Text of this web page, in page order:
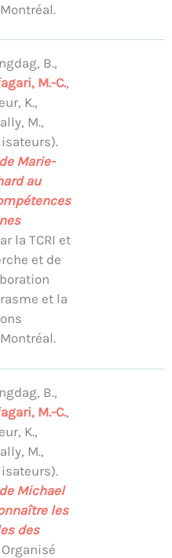
B.,
M.-C.,
K.,
M.,
Marie-
au
la TCRI et
et de
et la
B.,
M.-C.,
K.,
M.,
Michael
les
des